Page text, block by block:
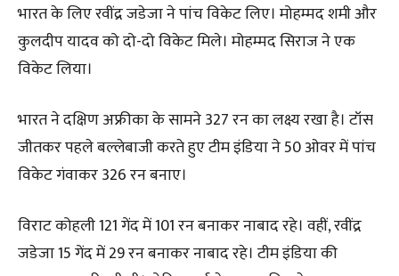
भारत के लिए रवींद्र जडेजा ने पांच विकेट लिए। मोहम्मद शमी और
कुलदीप यादव को दो-दो विकेट मिले। मोहम्मद सिराज ने एक
विकेट लिया।
भारत ने दक्षिण अफ्रीका के सामने 327 रन का लक्ष्य रखा है। टॉस
जीतकर पहले बल्लेबाजी करते हुए टीम इंडिया ने 50 ओवर में पांच
विकेट गंवाकर 326 रन बनाए।
विराट कोहली 121 गेंद में 101 रन बनाकर नाबाद रहे। वहीं, रवींद्र
जडेजा 15 गेंद में 29 रन बनाकर नाबाद रहे। टीम इंडिया की